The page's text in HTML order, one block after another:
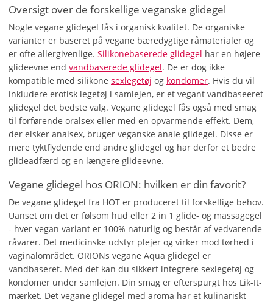
Oversigt over de forskellige veganske glidegel
Nogle vegane glidegel fås i organisk kvalitet. De organiske
varianter er baseret på vegane bæredygtige råmaterialer og
er ofte allergivenlige. Silikonebaserede glidegel har en højere
glideevne end vandbaserede glidegel. De er dog ikke
kompatible med silikone sexlegetøj og kondomer. Hvis du vil
inkludere erotisk legetøj i samlejen, er et vegant vandbaseeret
glidegel det bedste valg. Vegane glidegel fås også med smag
til forførende oralsex eller med en opvarmende effekt. Dem,
der elsker analsex, bruger veganske anale glidegel. Disse er
mere tyktflydende end andre glidegel og har derfor et bedre
glideadfærd og en længere glideevne.
Vegane glidegel hos ORION: hvilken er din favorit?
De vegane glidegel fra HOT er produceret til forskellige behov.
Uanset om det er følsom hud eller 2 in 1 glide- og massagegel
- hver vegan variant er 100% naturlig og består af vedvarende
råvarer. Det medicinske udstyr plejer og virker mod tørhed i
vaginalområdet. ORIONs vegane Aqua glidegel er
vandbaseret. Med det kan du sikkert integrere sexlegetøj og
kondomer under samlejen. Din smag er efterspurgt hos Lik-It-
mærket. Det vegane glidegel med aroma har et kulinariskt